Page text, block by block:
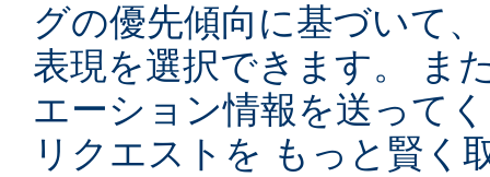
グの優先傾向に基づいて
表現を選択できます。 ま
エーション情報を送って
リクエストを もっと賢く